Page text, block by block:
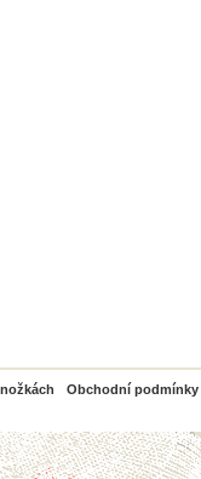
Obchodní podmínky
PayPal